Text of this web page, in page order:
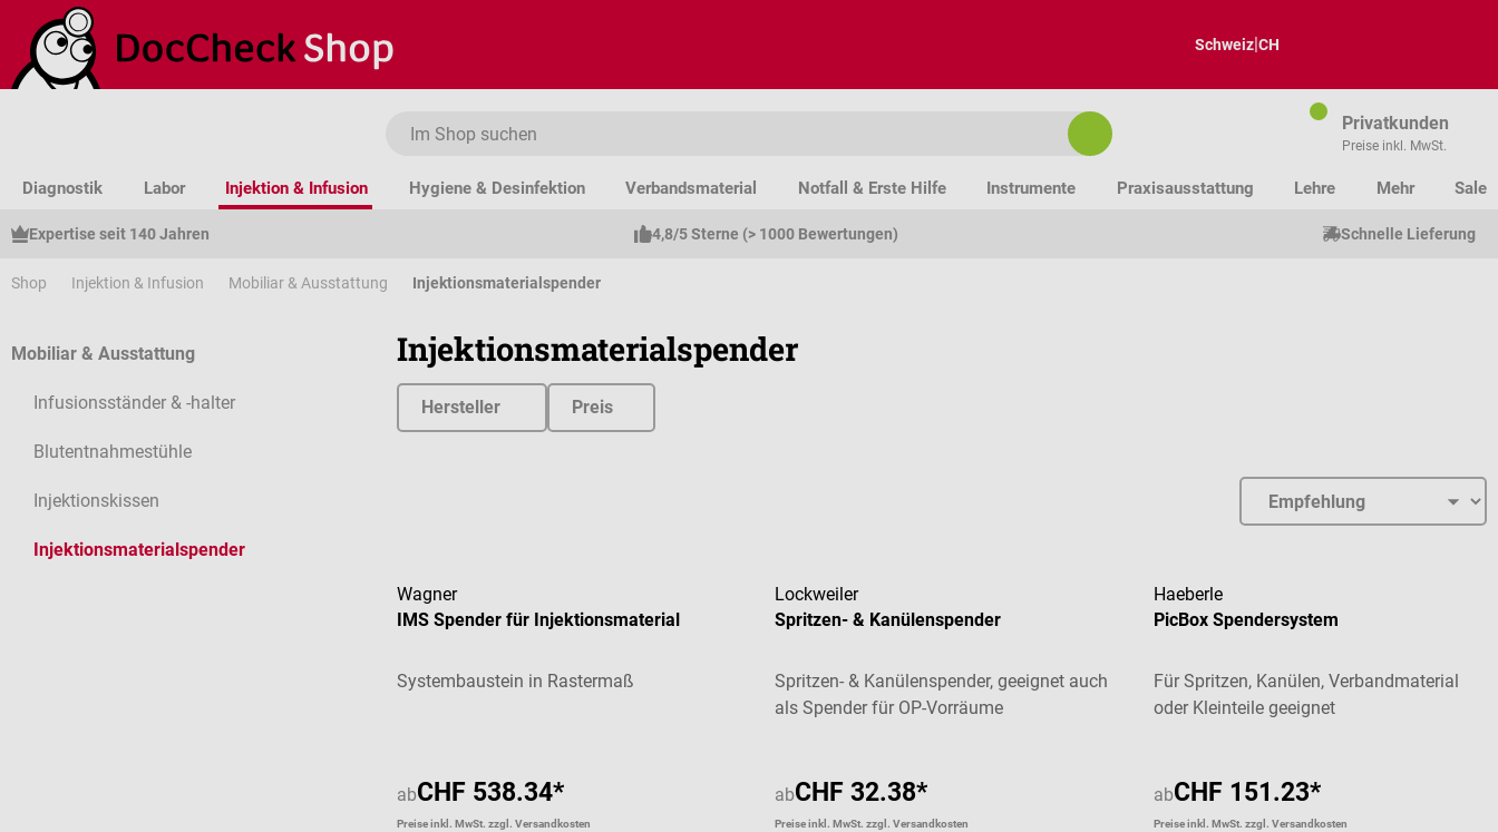
Hauptinhalt springen
Zur Suche springen
Zur Hauptnavigation springen
Schweiz|CH
Privatkunden
Preise inkl. MwSt.
Diagnostik Labor Injektion & Infusion Hygiene & Desinfektion Verbandsmaterial Notfall & Erste Hilfe Instrumente Praxisausstattung Lehre Mehr Sale
Expertise seit 140 Jahren 4,8/5 Sterne (> 1000 Bewertungen) Schnelle Lieferung
Shop Injektion & Infusion Mobiliar & Ausstattung Injektionsmaterialspender
Mobiliar & Ausstattung
Infusionsständer & -halter
Blutentnahmestühle
Injektionskissen
Injektionsmaterialspender
Injektionsmaterialspender
Hersteller Preis
Wagner
IMS Spender für Injektionsmaterial
Systembaustein in Rastermaß
abCHF 538.34*
Preise inkl. MwSt. zzgl. Versandkosten
Lockweiler
Spritzen- & Kanülenspender
Spritzen- & Kanülenspender, geeignet auch
als Spender für OP-Vorräume
abCHF 32.38*
Preise inkl. MwSt. zzgl. Versandkosten
Haeberle
PicBox Spendersystem
Für Spritzen, Kanülen, Verbandmaterial
oder Kleinteile geeignet
abCHF 151.23*
Preise inkl. MwSt. zzgl. Versandkosten